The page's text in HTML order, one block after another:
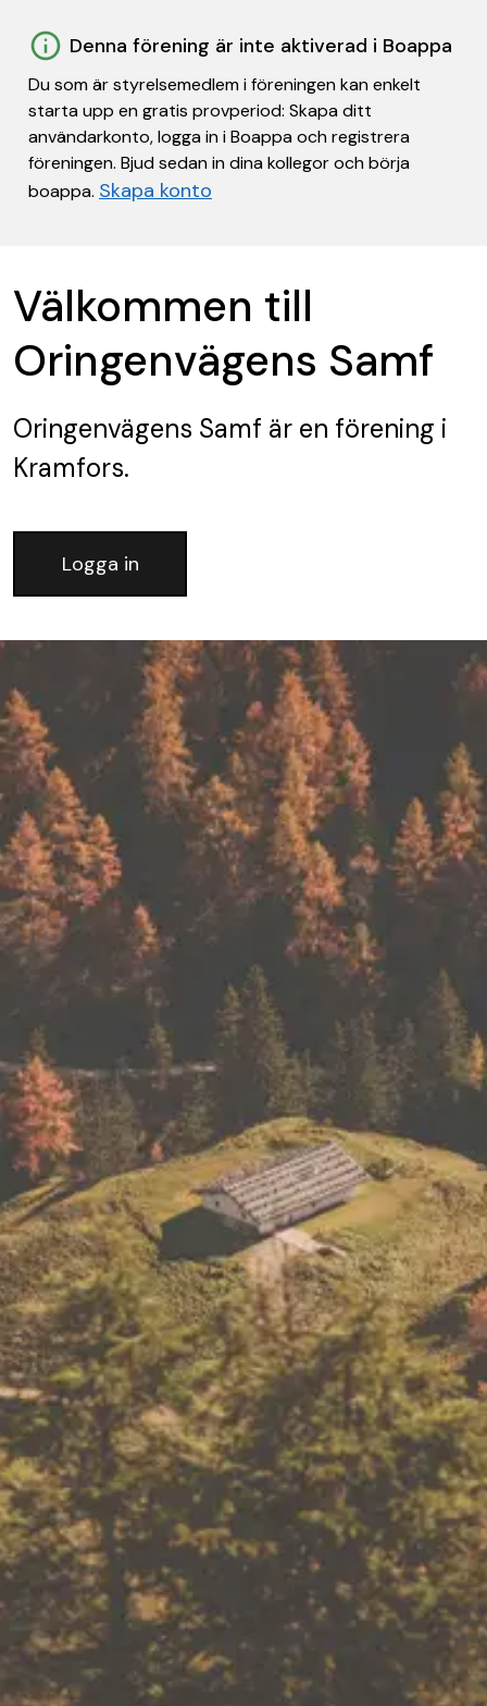
Denna förening är inte aktiverad i Boappa
Du som är styrelsemedlem i föreningen kan enkelt
starta upp en gratis provperiod: Skapa ditt
användarkonto, logga in i Boappa och registrera
föreningen. Bjud sedan in dina kollegor och börja
boappa. Skapa konto
Välkommen till
Oringenvägens Samf
Oringenvägens Samf är en förening i
Kramfors.
Logga in